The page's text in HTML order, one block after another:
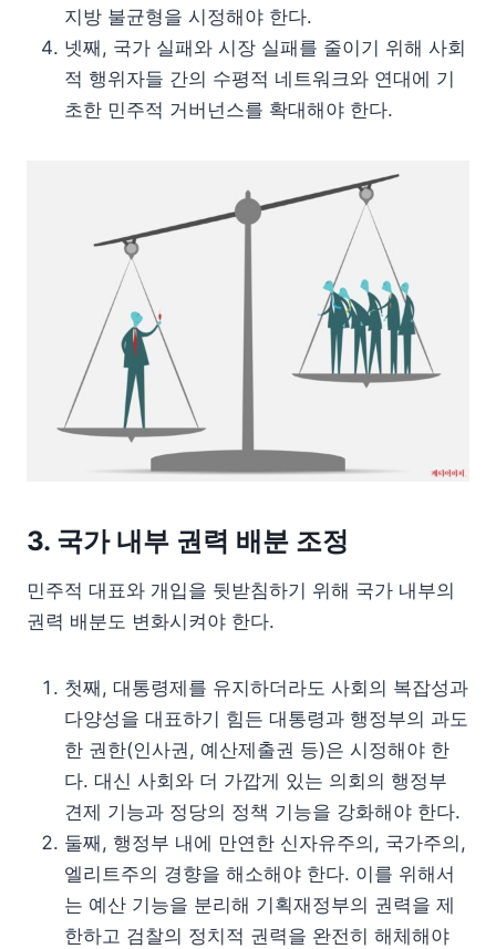
지방 불균형을 시정해야 한다.
넷째, 국가 실패와 시장 실패를 줄이기 위해 사회
적 행위자들 간의 수평적 네트워크와 연대에 기
초한 민주적 거버넌스를 확대해야 한다.
3. 국가 내부 권력 배분 조정
민주적 대표와 개입을 뒷받침하기 위해 국가 내부의
권력 배분도 변화시켜야 한다.
첫째, 대통령제를 유지하더라도 사회의 복잡성과
다양성을 대표하기 힘든 대통령과 행정부의 과도
한 권한(인사권, 예산제출권 등)은 시정해야 한
다. 대신 사회와 더 가깝게 있는 의회의 행정부
견제 기능과 정당의 정책 기능을 강화해야 한다.
둘째, 행정부 내에 만연한 신자유주의, 국가주의,
엘리트주의 경향을 해소해야 한다. 이를 위해서
는 예산 기능을 분리해 기획재정부의 권력을 제
한하고 검찰의 정치적 권력을 완전히 해체해야